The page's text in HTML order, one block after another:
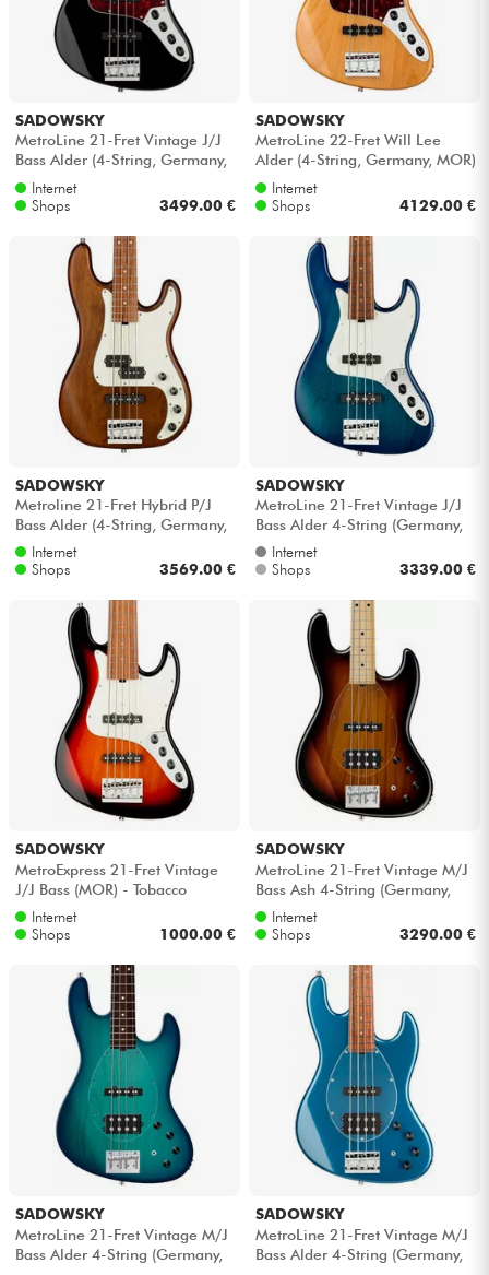
Kabel & Zubehöre
HiFi
Bundle
Sehen Sie sich unsere Marken an
SADOWSKY
MetroLine 21-Fret Vintage J/J
Bass Alder (4-String, Germany,
MOR) - Solid black high po...
Internet
Shops
3499.00 €
SADOWSKY
MetroLine 22-Fret Will Lee
Alder (4-String, Germany, MOR)
- Natural transparent gloss
Internet
Shops
4129.00 €
SADOWSKY
Metroline 21-Fret Hybrid P/J
Bass Alder (4-String, Germany,
MOR) - Antique tobacco tran...
Internet
Shops
3569.00 €
SADOWSKY
MetroLine 21-Fret Vintage J/J
Bass Alder 4-String (Germany,
MOR) - Bora blue burst tran...
Internet
Shops
3339.00 €
SADOWSKY
MetroExpress 21-Fret Vintage
J/J Bass (MOR) - Tobacco
sunburst
Internet
Shops
1000.00 €
SADOWSKY
MetroLine 21-Fret Vintage M/J
Bass Ash 4-String (Germany,
MN) - '59 burst transparent
Internet
Shops
3290.00 €
SADOWSKY
MetroLine 21-Fret Vintage M/J
Bass Alder 4-String (Germany,
SADOWSKY
MetroLine 21-Fret Vintage M/J
Bass Alder 4-String (Germany,